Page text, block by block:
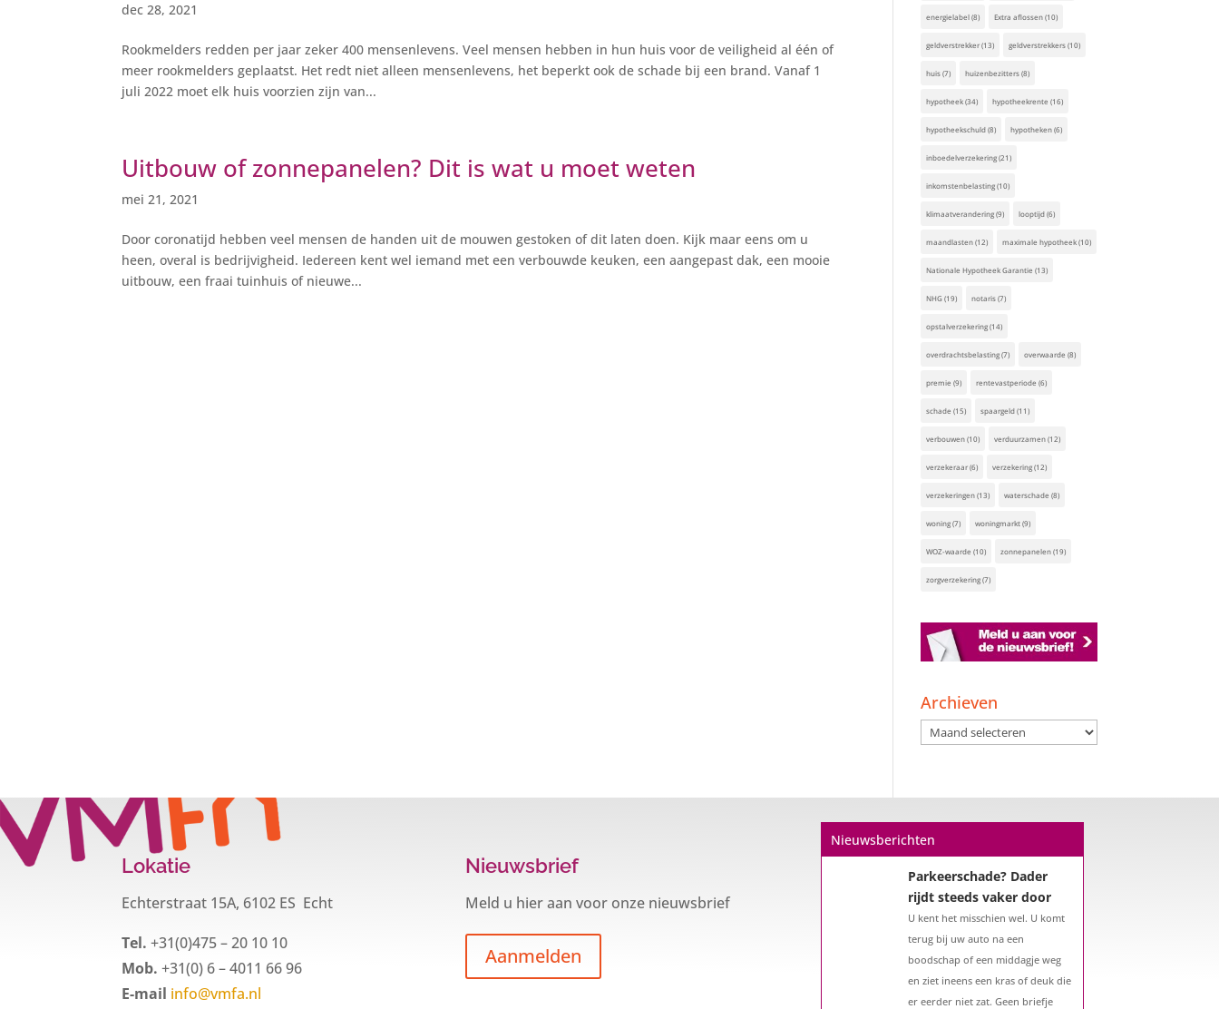
dec 28, 2021
Rookmelders redden per jaar zeker 400 mensenlevens. Veel mensen hebben in hun huis voor de veiligheid al één of
meer rookmelders geplaatst. Het redt niet alleen mensenlevens, het beperkt ook de schade bij een brand. Vanaf 1
juli 2022 moet elk huis voorzien zijn van...
Uitbouw of zonnepanelen? Dit is wat u moet weten
mei 21, 2021
Door coronatijd hebben veel mensen de handen uit de mouwen gestoken of dit laten doen. Kijk maar eens om u
heen, overal is bedrijvigheid. Iedereen kent wel iemand met een verbouwde keuken, een aangepast dak, een mooie
uitbouw, een fraai tuinhuis of nieuwe...
energielabel(8) Extra aflossen(10)
geldverstrekker(13) geldverstrekkers(10)
huis(7) huizenbezitters(8)
hypotheek(34) hypotheekrente (16)
hypotheekschuld(8) hypotheken(6)
inboedelverzekering(21)
inkomstenbelasting(10)
klimaatverandering(9) looptijd(6)
maandlasten(12) maximale hypotheek(10)
Nationale Hypotheek Garantie (13)
NHG(19) notaris(7)
opstalverzekering(14)
overdrachtsbelasting(7) overwaarde (8)
premie (9) rentevastperiode (6)
schade (15) spaargeld(11)
verbouwen(10) verduurzamen(12)
verzekeraar(6) verzekering(12)
verzekeringen(13) waterschade (8)
woning(7) woningmarkt(9)
WOZ-waarde (10) zonnepanelen(19)
zorgverzekering(7)
Archieven
Archieven
Lokatie
Echterstraat 15A, 6102 ES Echt
Tel. +31(0)475 – 20 10 10
Mob. +31(0) 6 – 4011 66 96
E-mail info@vmfa.nl
Nieuwsbrief
Meld u hier aan voor onze nieuwsbrief
Aanmelden
Nieuwsberichten
Een hypotheek na uw
mogelijkheden
De woningmarkt is nog steeds in
beweging. Misschien denkt u na
hypotheek als u 57 jaar of ouder
bent?...
Parkeerschade? Dader
rijdt steeds vaker door
U kent het misschien wel. U komt
terug bij uw auto na een
boodschap of een middagje weg
en ziet ineens een kras of deuk die
er eerder niet zat. Geen briefje